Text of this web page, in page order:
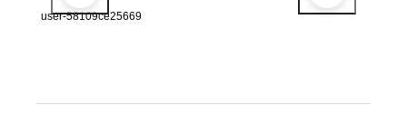
user-58109ce25669